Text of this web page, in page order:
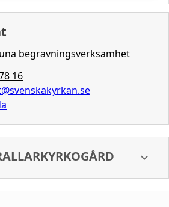
begravningsverksamhet
16